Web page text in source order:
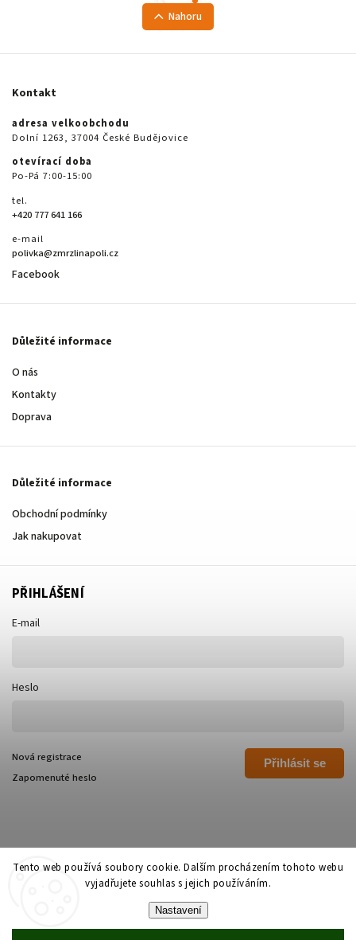
Tento web používá soubory cookie. Dalším procházením tohoto webu
vyjadřujete souhlas s jejich používáním.
Nastavení
Nahoru
Kontakt
adresa velkoobchodu
Dolní 1263, 37004 České Budějovice
otevírací doba
Po-Pá 7:00-15:00
tel.
+420 777 641 166
e-mail
polivka@zmrzlinapoli.cz
Facebook
Důležité informace
O nás
Kontakty
Doprava
Důležité informace
Obchodní podmínky
Jak nakupovat
PŘIHLÁŠENÍ
E-mail
Heslo
Přihlásit se
Nová registrace
Zapomenuté heslo
Copyright 2026 Polívka Libor - POLI . Všechna práva vyhrazena.
Grafický návrh vytvořil a nakódoval